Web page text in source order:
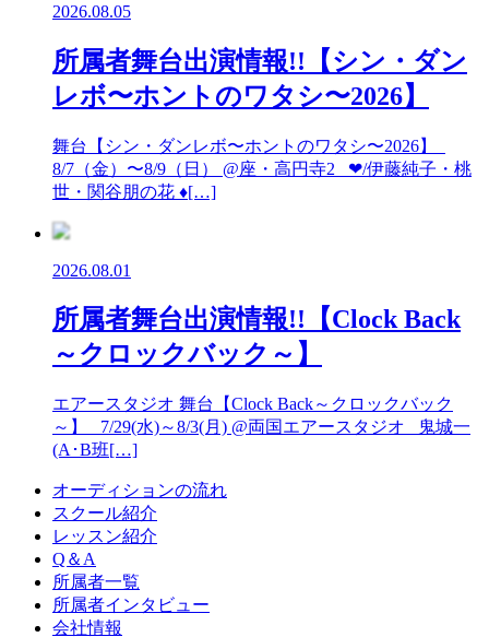
2026.08.05
所属者舞台出演情報!!【シン・ダン
レボ〜ホントのワタシ〜2026】
舞台【シン・ダンレボ〜ホントのワタシ〜2026】
8/7（金）〜8/9（日） @座・高円寺2 ❤︎/伊藤純子・桃
世・関谷朋の花 ♦︎[…]
2026.08.01
所属者舞台出演情報!!【Clock Back
～クロックバック～】
エアースタジオ 舞台【Clock Back～クロックバック
～】 7/29(水)～8/3(月) @両国エアースタジオ 鬼城一
(A･B班[…]
オーディションの流れ
スクール紹介
レッスン紹介
Q＆A
所属者一覧
所属者インタビュー
会社情報